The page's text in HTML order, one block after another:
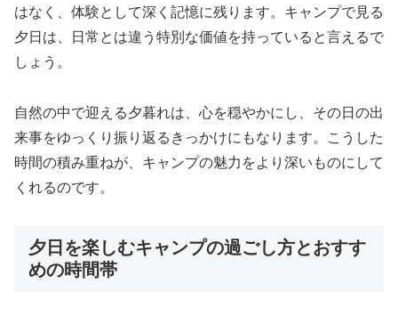
はなく、体験として深く記憶に残ります。キャンプで見る
夕日は、日常とは違う特別な価値を持っていると言えるで
しょう。
自然の中で迎える夕暮れは、心を穏やかにし、その日の出
来事をゆっくり振り返るきっかけにもなります。こうした
時間の積み重ねが、キャンプの魅力をより深いものにして
くれるのです。
夕日を楽しむキャンプの過ごし方とおすす
めの時間帯